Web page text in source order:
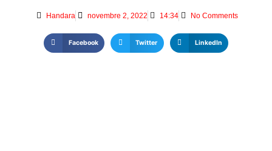
Handara novembre 2, 2022 14:34 No Comments
Facebook Twitter LinkedIn